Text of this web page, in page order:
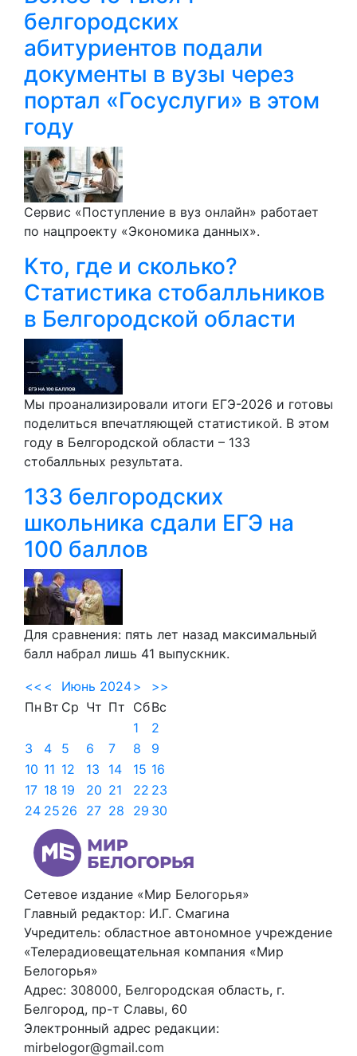
белгородских
абитуриентов подали
документы в вузы через
портал «Госуслуги» в этом
году
Сервис «Поступление в вуз онлайн» работает
по нацпроекту «Экономика данных».
Кто, где и сколько?
Статистика стобалльников
в Белгородской области
Мы проанализировали итоги ЕГЭ-2026 и готовы
поделиться впечатляющей статистикой. В этом
году в Белгородской области – 133
стобалльных результата.
133 белгородских
школьника сдали ЕГЭ на
100 баллов
Для сравнения: пять лет назад максимальный
балл набрал лишь 41 выпускник.
<< < Июнь 2024>
>>
Пн Вт Ср Чт Пт СбВс
1
2
3
4 5 6 7 8
9
10 11 12 13 14 15 16
17 18 19 20 21 22 23
24 25 26 27 28 29 30
Сетевое издание «Мир Белогорья»
Главный редактор: И.Г. Смагина
Учредитель: областное автономное учреждение
«Телерадиовещательная компания «Мир
Белогорья»
Адрес: 308000, Белгородская область, г.
Белгород, пр-т Славы, 60
Электронный адрес редакции:
mirbelogor@gmail.com